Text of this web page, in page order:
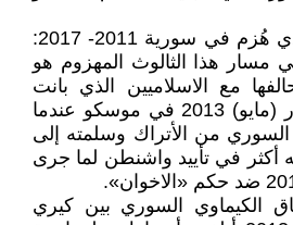
خط هؤلاء الثلاثة هو الذي هُزم في سورية 2011- 2017:
مسار هذا الثالوث المهزوم هو
مع الاسلاميين الذي بانت
ملامحه في اتفاق 7 أيار (مايو) 2013 في موسكو عندما
من الأتراك وسلمته إلى
أكثر في تأييد واشنطن لما جرى
الكيماوي السوري بين كيري